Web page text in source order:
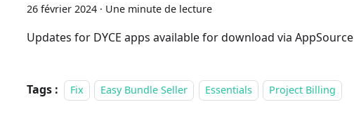
26 février 2024 · Une minute de lecture
Updates for DYCE apps available for download via AppSource
Tags : Fix Easy Bundle Seller Essentials Project Billing